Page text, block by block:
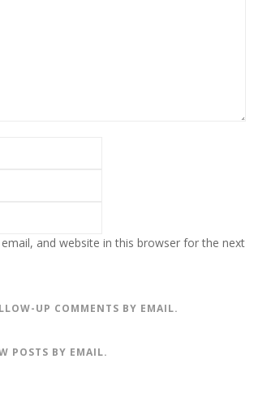
and website in this browser for the next
UP COMMENTS BY EMAIL.
POSTS BY EMAIL.